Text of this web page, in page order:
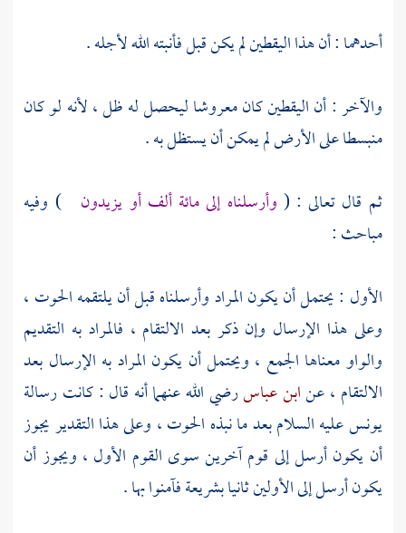
أحدهما : أن هذا اليقطين لم يكن قبل فأنبته الله لأجله .
والآخر : أن اليقطين كان معروشا ليحصل له ظل ، لأنه لو كان
منبسطا على الأرض لم يمكن أن يستظل به .
ثم قال تعالى : ( وأرسلناه إلى مائة ألف أو يزيدون ) وفيه
مباحث :
الأول : يحتمل أن يكون المراد وأرسلناه قبل أن يلتقمه الحوت ،
وعلى هذا الإرسال وإن ذكر بعد الالتقام ، فالمراد به التقديم
والواو معناها الجمع ، ويحتمل أن يكون المراد به الإرسال بعد
الالتقام ، عنابن عباسرضي الله عنهما أنه قال : كانت رسالة
يونسعليه السلام بعد ما نبذه الحوت ، وعلى هذا التقدير يجوز
أن يكون أرسل إلى قوم آخرين سوى القوم الأول ، ويجوز أن
يكون أرسل إلى الأولين ثانيا بشريعة فآمنوا بها .